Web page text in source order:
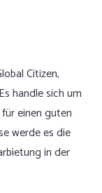
Citizen,
handle sich um
einen guten
werde es die
in der